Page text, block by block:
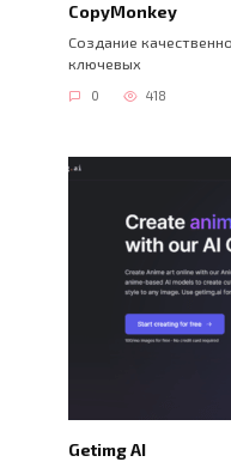
CopyMonkey
Создание
ключевых
0 418
Getimg AI